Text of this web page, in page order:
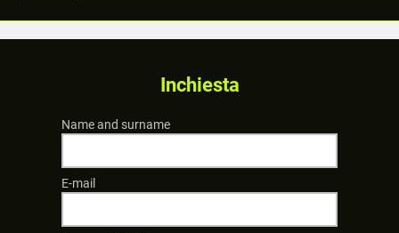
Inchiesta
Name and surname
E-mail